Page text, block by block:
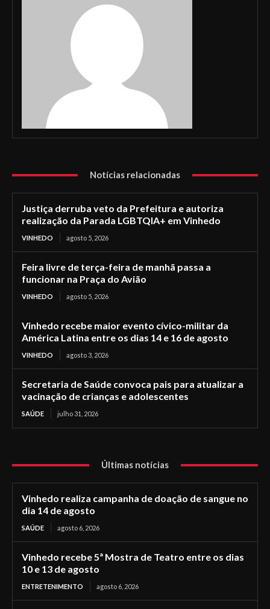
Notícias relacionadas
Justiça derruba veto da Prefeitura e autoriza
realização da Parada LGBTQIA+ em Vinhedo
VINHEDO agosto 5, 2026
Feira livre de terça-feira de manhã passa a
funcionar na Praça do Avião
VINHEDO agosto 5, 2026
Vinhedo recebe maior evento cívico-militar da
América Latina entre os dias 14 e 16 de agosto
VINHEDO agosto 3, 2026
Secretaria de Saúde convoca pais para atualizar a
vacinação de crianças e adolescentes
SAÚDE julho 31, 2026
Últimas notícias
Vinhedo realiza campanha de doação de sangue no
dia 14 de agosto
SAÚDE agosto 6, 2026
Vinhedo recebe 5ª Mostra de Teatro entre os dias
10 e 13 de agosto
ENTRETENIMENTO agosto 6, 2026